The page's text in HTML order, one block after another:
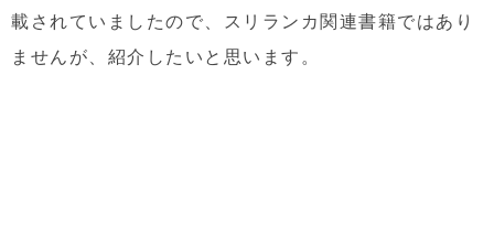
載されていましたので、スリランカ関連書籍ではあり
ませんが、紹介したいと思います。